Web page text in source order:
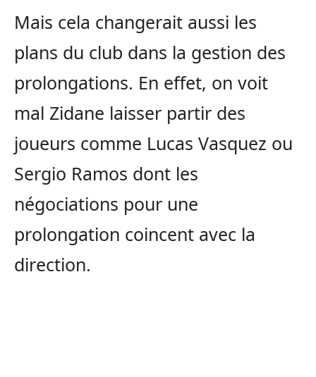
Mais cela changerait aussi les
plans du club dans la gestion des
prolongations. En effet, on voit
mal Zidane laisser partir des
joueurs comme Lucas Vasquez ou
Sergio Ramos dont les
négociations pour une
prolongation coincent avec la
direction.